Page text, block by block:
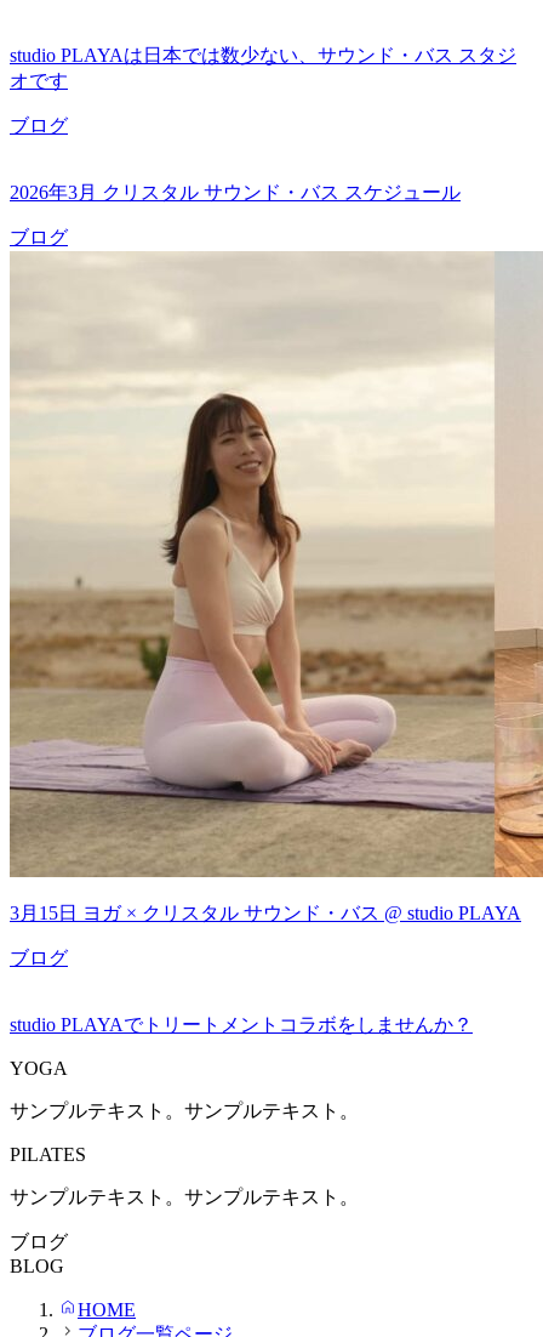
studio PLAYAは日本では数少ない、サウンド・バス スタジ
オです
ブログ
2026年3月 クリスタル サウンド・バス スケジュール
ブログ
3月15日 ヨガ × クリスタル サウンド・バス @ studio PLAYA
ブログ
studio PLAYAでトリートメントコラボをしませんか？
YOGA
サンプルテキスト。サンプルテキスト。
PILATES
サンプルテキスト。サンプルテキスト。
ブログ
BLOG
HOME